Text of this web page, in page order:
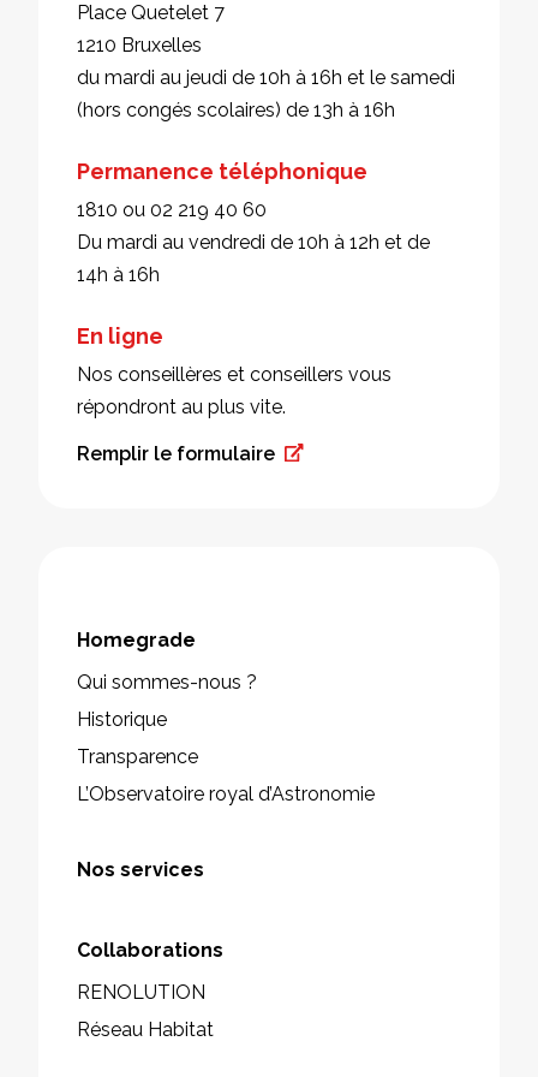
Place Quetelet 7
1210 Bruxelles
du mardi au jeudi de 10h à 16h et le samedi
(hors congés scolaires) de 13h à 16h
Permanence téléphonique
1810 ou 02 219 40 60
Du mardi au vendredi de 10h à 12h et de
14h à 16h
En ligne
Nos conseillères et conseillers vous
répondront au plus vite.
Remplir le formulaire
Homegrade
Qui sommes-nous ?
Historique
Transparence
L’Observatoire royal d’Astronomie
Nos services
Collaborations
RENOLUTION
Réseau Habitat